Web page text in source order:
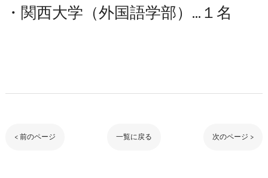
・関西大学（外国語学部）…１名
< 前のページ 一覧に戻る 次のページ >